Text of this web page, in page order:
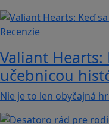
Recenzie
Valiant Hearts:
učebnicou
Nie je to len obyčajná